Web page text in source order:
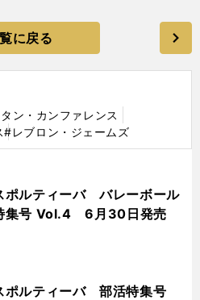
に戻る
ン・カンファレンス
#レブロン・ジェームズ
ポルティーバ バレーボール
集号 Vol.4 6月30日発売
ポルティーバ 部活特集号